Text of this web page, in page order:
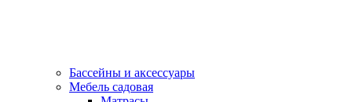
Бассейны и аксессуары
Мебель садовая